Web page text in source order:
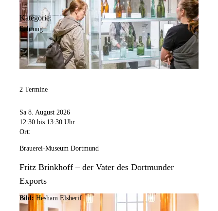
Kategorie:
Führung
2 Termine
Sa 8. August 2026
12:30 bis 13:30 Uhr
Ort:
Brauerei-Museum Dortmund
Fritz Brinkhoff – der Vater des Dortmunder
Exports
Bild: Hesham Elsherif